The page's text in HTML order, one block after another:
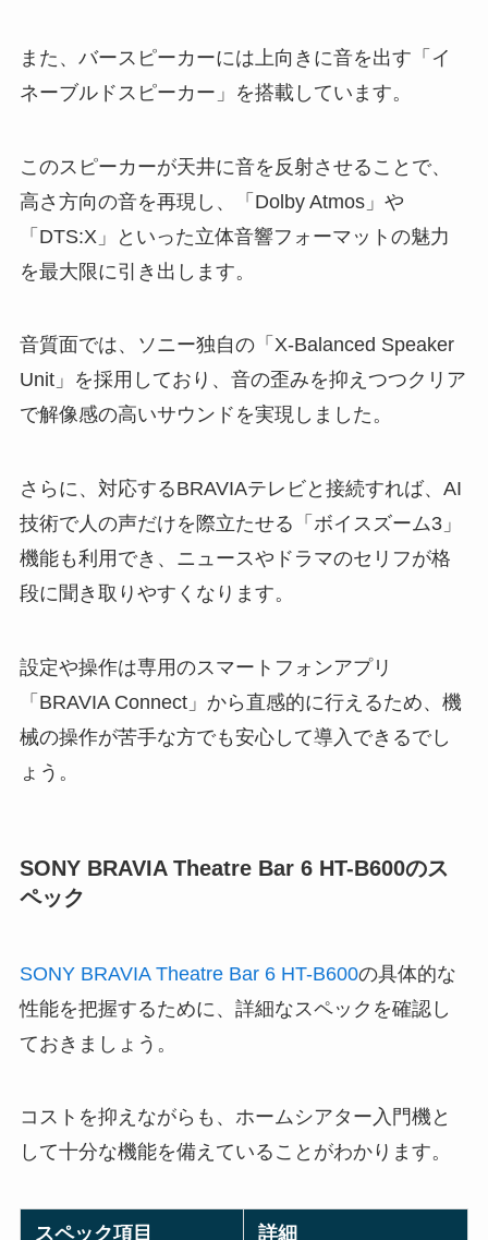
また、バースピーカーには上向きに音を出す「イ
ネーブルドスピーカー」を搭載しています。
このスピーカーが天井に音を反射させることで、
高さ方向の音を再現し、「Dolby Atmos」や
「DTS:X」といった立体音響フォーマットの魅力
を最大限に引き出します。
音質面では、ソニー独自の「X-Balanced Speaker
Unit」を採用しており、音の歪みを抑えつつクリア
で解像感の高いサウンドを実現しました。
さらに、対応するBRAVIAテレビと接続すれば、AI
技術で人の声だけを際立たせる「ボイスズーム3」
機能も利用でき、ニュースやドラマのセリフが格
段に聞き取りやすくなります。
設定や操作は専用のスマートフォンアプリ
「BRAVIA Connect」から直感的に行えるため、機
械の操作が苦手な方でも安心して導入できるでし
ょう。
SONY BRAVIA Theatre Bar 6 HT-B600のス
ペック
SONY BRAVIA Theatre Bar 6 HT-B600の具体的な
性能を把握するために、詳細なスペックを確認し
ておきましょう。
コストを抑えながらも、ホームシアター入門機と
して十分な機能を備えていることがわかります。
スペック項目 詳細